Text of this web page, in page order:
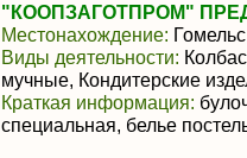
"КООПЗАГОТПРОМ"
Местонахождение:
Виды деятельности:
мучные, Кондитерские
Краткая информация:
специальная, белье